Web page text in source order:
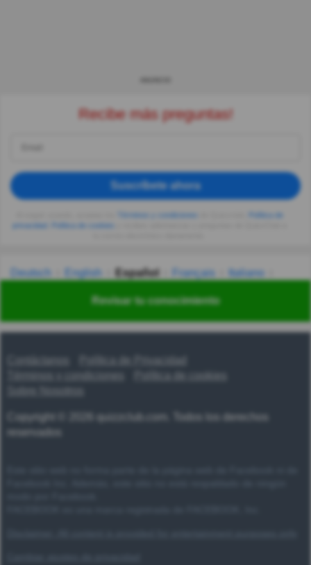
Revisar tu conocimiento
Recibe más preguntas!
Suscríbete ahora
privacidad
Deutsch English Español Français
Italiano
Українська हिन्दी 한국어 汉语
Contáctanos
Política de Privacidad
Términos y condiciones
Copyright © 2026 quizzclub.com. Todos los derechos
reservados